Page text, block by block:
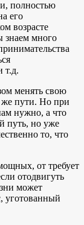
полностью
его
возрасте
знаем много
т.д.
менять свою
пути. Но при
нужно, а что
путь, но уже
то, что
от требует
отодвигуть
может
уготованный